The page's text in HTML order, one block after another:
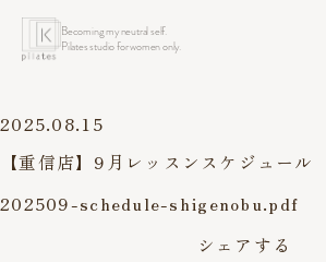
Becoming my neutral self.
Pilates studio for women only.
2025.08.15
【重信店】9月レッスンスケジュール
202509-schedule-shigenobu.pdf
シェアする